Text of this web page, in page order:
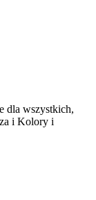
dla wszystkich,
i Kolory i